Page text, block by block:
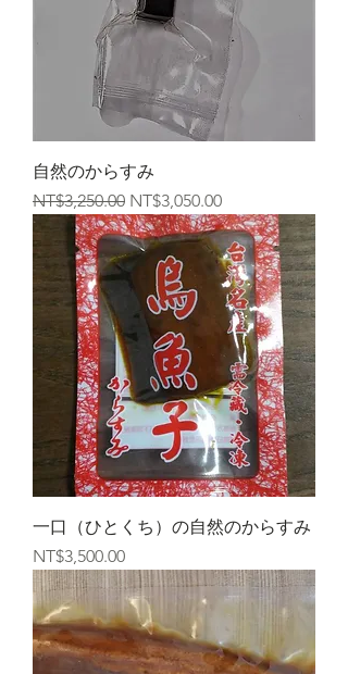
自然のからすみ
一般價格
NT$3,250.00 促銷價格
NT$3,050.00
一口（ひとくち）の自然のからすみ
價格
NT$3,500.00